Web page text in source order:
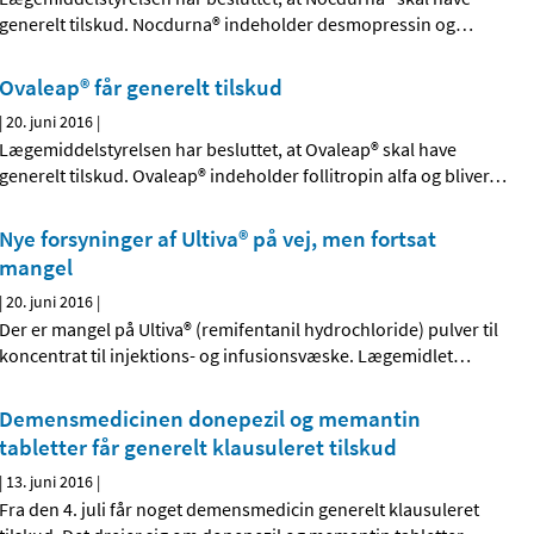
generelt tilskud. Nocdurna® indeholder desmopressin og…
Ovaleap® får generelt tilskud
|20. juni 2016 |
Lægemiddelstyrelsen har besluttet, at Ovaleap® skal have
generelt tilskud. Ovaleap® indeholder follitropin alfa og bliver…
Nye forsyninger af Ultiva® på vej, men fortsat
mangel
|20. juni 2016 |
Der er mangel på Ultiva® (remifentanil hydrochloride) pulver til
koncentrat til injektions- og infusionsvæske. Lægemidlet…
Demensmedicinen donepezil og memantin
tabletter får generelt klausuleret tilskud
| 13. juni 2016 |
Fra den 4. juli får noget demensmedicin generelt klausuleret